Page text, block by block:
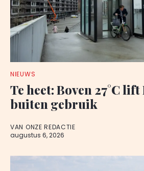
NIEUWS
Te heet: Boven 27°C
buiten gebruik
VAN ONZE REDACTIE
augustus 6, 2026